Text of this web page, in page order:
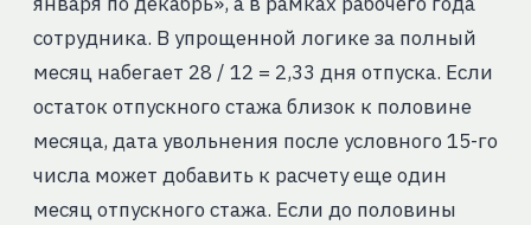
сотрудника. В упрощенной логике за полный
месяц набегает 28 / 12 = 2,33 дня отпуска. Если
остаток отпускного стажа близок к половине
месяца, дата увольнения после условного 15-го
числа может добавить к расчету еще один
месяц отпускного стажа. Если до половины